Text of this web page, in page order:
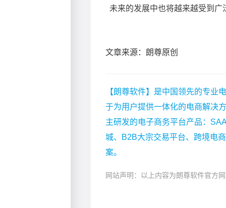
文章来源：朗尊原创
【朗尊软件】是中国领先的专业
于为用户提供一体化的电商解决
主研发的电子商务平台产品：
城、B2B大宗交易平台、跨境电
案。
网站声明：以上内容为朗尊软件官方